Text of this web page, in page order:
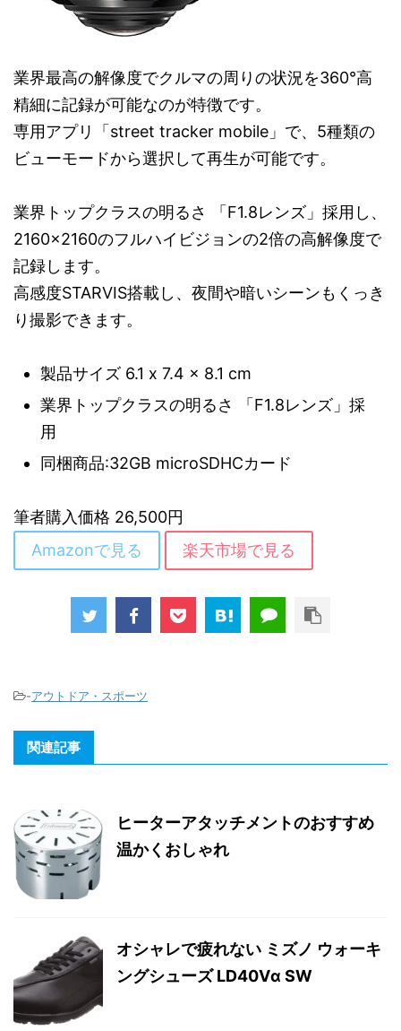
業界最高の解像度でクルマの周りの状況を360°高
精細に記録が可能なのが特徴です。
専用アプリ「street tracker mobile」で、5種類の
ビューモードから選択して再生が可能です。
業界トップクラスの明るさ 「F1.8レンズ」採用し、
2160×2160のフルハイビジョンの2倍の高解像度で
記録します。
高感度STARVIS搭載し、夜間や暗いシーンもくっき
り撮影できます。
製品サイズ ‎6.1 x 7.4 x 8.1 cm
業界トップクラスの明るさ 「F1.8レンズ」採
用
同梱商品:32GB microSDHCカード
筆者購入価格 26,500円
Amazonで見る
楽天市場で見る
-アウトドア・スポーツ
関連記事
ヒーターアタッチメントのおすすめ
温かくおしゃれ
オシャレで疲れない ミズノ ウォーキ
ングシューズ LD40Vα SW